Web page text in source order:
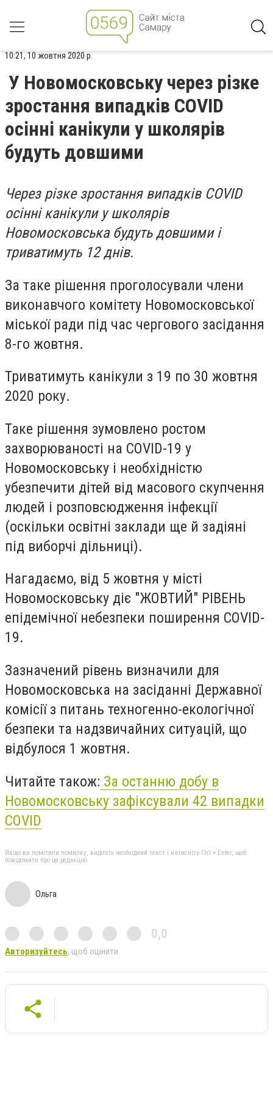
10:21, 10 жовтня 2020 р.
У Новомосковську через різке
зростання випадків COVID
осінні канікули у школярів
будуть довшими
Через різке зростання випадків COVID
осінні канікули у школярів
Новомосковська будуть довшими і
триватимуть 12 днів.
За таке рішення проголосували члени
виконавчого комітету Новомосковської
міської ради під час чергового засідання
8-го жовтня.
Триватимуть канікули з 19 по 30 жовтня
2020 року.
Таке рішення зумовлено ростом
захворюваності на COVID-19 у
Новомосковську і необхідністю
убезпечити дітей від масового скупчення
людей і розповсюдження інфекції
(оскільки освітні заклади ще й задіяні
під виборчі дільниці).
Нагадаємо, від 5 жовтня у місті
Новомосковську діє "ЖОВТИЙ" РІВЕНЬ
епідемічної небезпеки поширення СОVID-
19.
Зазначений рівень визначили для
Новомосковська на засіданні Державної
комісії з питань техногенно-екологічної
безпеки та надзвичайних ситуацій, що
відбулося 1 жовтня.
Читайте також: За останню добу в
Новомосковську зафіксували 42 випадки
COVID
Якщо ви помітили помилку, виділіть необхідний текст і натисніть Ctrl + Enter, щоб
повідомити про це редакцію
Ольга
0,0
Авторизуйтесь, щоб оцінити